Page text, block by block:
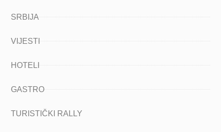
SRBIJA
VIJESTI
HOTELI
GASTRO
TURISTIČKI RALLY